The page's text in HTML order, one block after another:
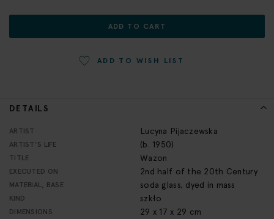
DETAILS
More
Information
ARTIST Lucyna Pijaczewska
ARTIST'S LIFE (b. 1950)
TITLE Wazon
EXECUTED ON 2nd half of the 20th Century
MATERIAL, BASE soda glass, dyed in mass
KIND szkło
DIMENSIONS 29 x 17 x 29 cm
ADD TO CART
ADD TO WISH LIST